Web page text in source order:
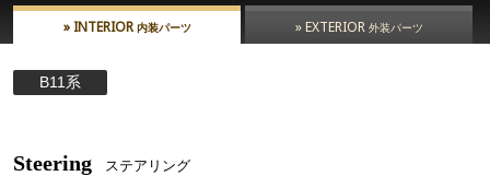
» INTERIOR 内装パーツ » EXTERIOR 外装パーツ
B11系
Steering ステアリング